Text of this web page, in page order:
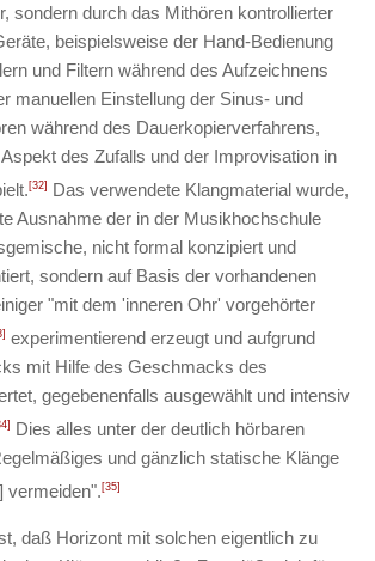
sondern durch das Mithören kontrollierter
beispielsweise der Hand-Bedienung
und Filtern während des Aufzeichnens
manuellen Einstellung der Sinus- und
während des Dauerkopierverfahrens,
des Zufalls und der Improvisation in
[32]
Das verwendete Klangmaterial wurde,
Ausnahme der in der Musikhochschule
nicht formal konzipiert und
sondern auf Basis der vorhandenen
"mit dem 'inneren Ohr' vorgehörter
experimentierend erzeugt und aufgrund
mit Hilfe des Geschmacks des
gegebenenfalls ausgewählt und intensiv
Dies alles unter der deutlich hörbaren
und gänzlich statische Klänge
vermeiden". [35]
daß Horizont mit solchen eigentlich zu